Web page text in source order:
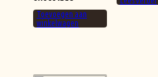
Toevoegen aan
winkelwagen